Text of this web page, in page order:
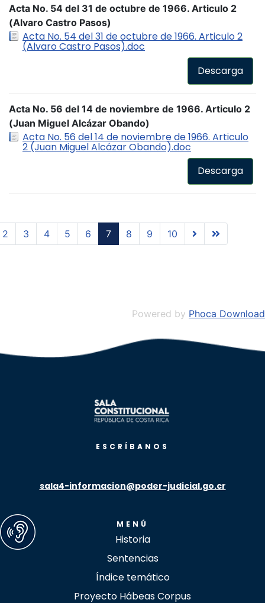
Acta No. 54 del 31 de octubre de 1966. Articulo 2
(Alvaro Castro Pasos)
Acta No. 54 del 31 de octubre de 1966. Articulo 2
(Alvaro Castro Pasos).doc
Descarga
Acta No. 56 del 14 de noviembre de 1966. Articulo 2
(Juan Miguel Alcázar Obando)
Acta No. 56 del 14 de noviembre de 1966. Articulo
2 (Juan Miguel Alcázar Obando).doc
Descarga
2 3 4 5 6 7 8 9 10
Powered by Phoca Download
ESCRÍBANOS
sala4-informacion@poder-judicial.go.cr
MENÚ
Historia
Sentencias
Índice temático
Proyecto Hábeas Corpus